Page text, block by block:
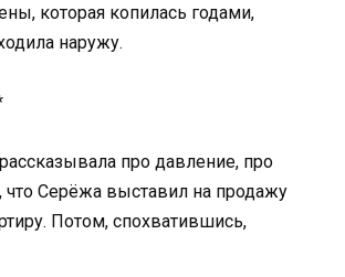
которая копилась годами,
наружу.
про давление, про
что Серёжа выставил на продажу
Потом, спохватившись,